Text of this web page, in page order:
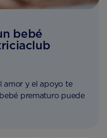
bebé
amor y el apoyo te
prematuro puede